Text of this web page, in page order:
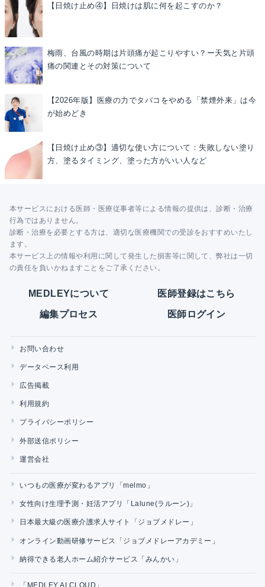
【日焼け止め④】日焼けは肌に何を起こすのか？
梅雨、台風の時期は片頭痛が起こりやすい？ー天気と片頭
痛の関連とその対策について
【2026年版】医療の力でタバコをやめる「禁煙外来」は今
が始めどき
【日焼け止め③】適切な使い方について：失敗しない塗り
方、塗るタイミング、塗った方がいい人など
本サービスにおける医師・医療従事者等による情報の提供は、診断・治療
行為ではありません。
診断・治療を必要とする方は、適切な医療機関での受診をおすすめいたし
ます。
本サービス上の情報や利用に関して発生した損害等に関して、弊社は一切
の責任を負いかねますことをご了承ください。
MEDLEYについて 医師登録はこちら
編集プロセス 医師ログイン
お問い合わせ
データベース利用
広告掲載
利用規約
プライバシーポリシー
外部送信ポリシー
運営会社
いつもの医療が変わるアプリ「melmo」
女性向け生理予測・妊活アプリ「Lalune(ラルーン)」
日本最大級の医療介護求人サイト「ジョブメドレー」
オンライン動画研修サービス「ジョブメドレーアカデミー」
納得できる老人ホーム紹介サービス「みんかい」
「MEDLEY AI CLOUD」